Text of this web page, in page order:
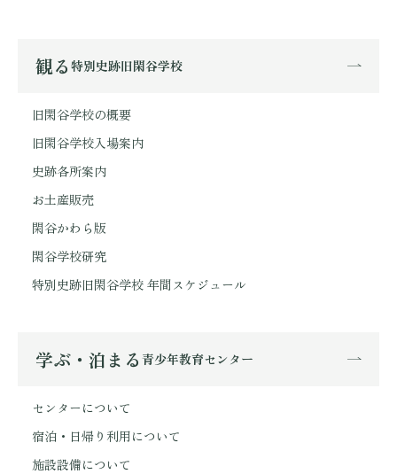
観る 特別史跡旧閑谷学校
旧閑谷学校の概要
旧閑谷学校入場案内
史跡各所案内
お土産販売
閑谷かわら版
閑谷学校研究
特別史跡旧閑谷学校 年間スケジュール
学ぶ・泊まる 青少年教育センター
センターについて
宿泊・日帰り利用について
施設設備について